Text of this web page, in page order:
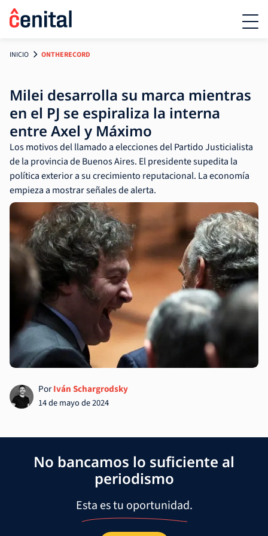
INICIO ONTHERECORD
Milei desarrolla su marca mientras
en el PJ se espiraliza la interna
entre Axel y Máximo
Los motivos del llamado a elecciones del Partido Justicialista
de la provincia de Buenos Aires. El presidente supedita la
política exterior a su crecimiento reputacional. La economía
empieza a mostrar señales de alerta.
PorIván Schargrodsky
14 de mayo de 2024
No bancamos lo suficiente al
periodismo
Esta es tu oportunidad.